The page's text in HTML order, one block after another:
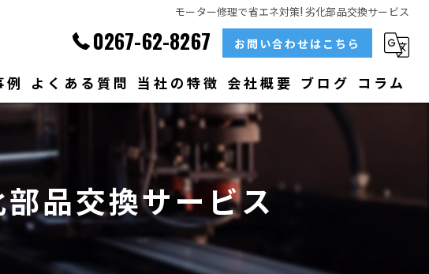
モーター修理で省エネ対策! 劣化部品交換サービス
0267-62-8267 お問い合わせはこちら
例 よくある質問 当社の特徴
ベアリング
大型
メンテナンス
会社概要 ブログ コラム
品交換サービス